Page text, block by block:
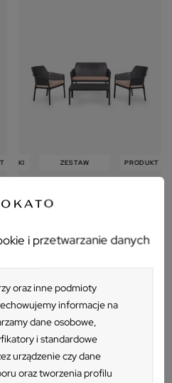
i przetwarzanie danych
oraz inne podmioty
informacje na
dane osobowe,
i standardowe
urządzenie czy dane
oraz tworzenia profilu
WŁOSKI ZESTAW
ZESTAW PRODUKT
Zestaw wypoczynkowy NET
poduchy różowe
2 443 zł